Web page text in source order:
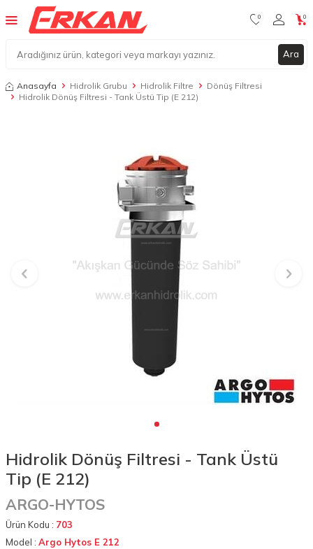
Ara
0 0
Anasayfa Hidrolik Grubu Hidrolik Filtre
Dönüş Filtresi
Hidrolik Dönüş Filtresi - Tank Üstü Tip (E 212)
Hidrolik Dönüş Filtresi - Tank Üstü
Tip (E 212)
ARGO-HYTOS
Ürün Kodu : 703
Model : Argo Hytos E 212